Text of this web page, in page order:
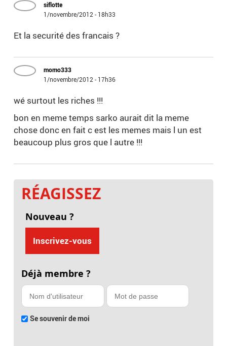
siflotte
1/novembre/2012 - 18h33
Et la securité des francais ?
momo333
1/novembre/2012 - 17h36
wé surtout les riches !!!
bon en meme temps sarko aurait dit la meme
chose donc en fait c est les memes mais l un est
beaucoup plus gros que l autre !!!
RÉAGISSEZ
Nouveau ?
Inscrivez-vous
Déjà membre ?
Se souvenir de moi